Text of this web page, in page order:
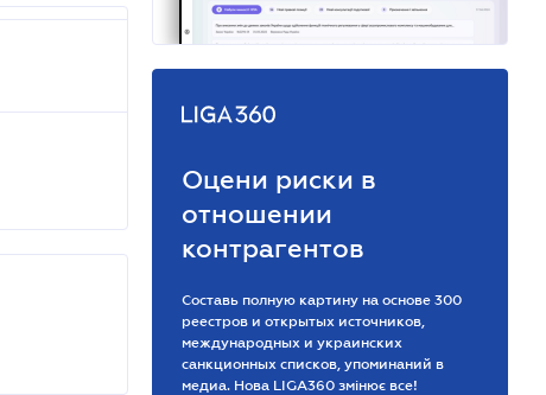
Оцени риски в
отношении
контрагентов
Составь полную картину на основе 300
реестров и открытых источников,
международных и украинских
санкционных списков, упоминаний в
медиа. Нова LIGA360 змінює все!